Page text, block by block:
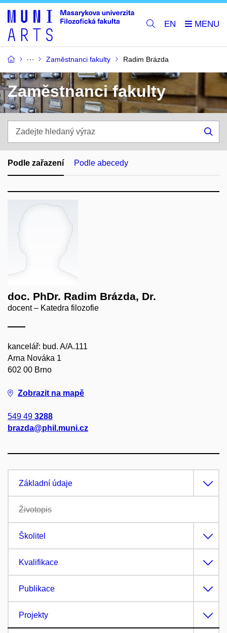
EN
Zaměstnanci fakulty Radim Brázda
Zaměstnanci fakulty
hledaný
výraz
Podle zařazení Podle abecedy
doc. PhDr. Radim Brázda, Dr.
docent – Katedra filozofie
kancelář: bud. A/A.111
Arna Nováka 1
602 00 Brno
Zobrazit na mapě
549 49 3288
brazda@phil.muni.cz
Základní údaje
Životopis
Školitel
Kvalifikace
Publikace
Projekty